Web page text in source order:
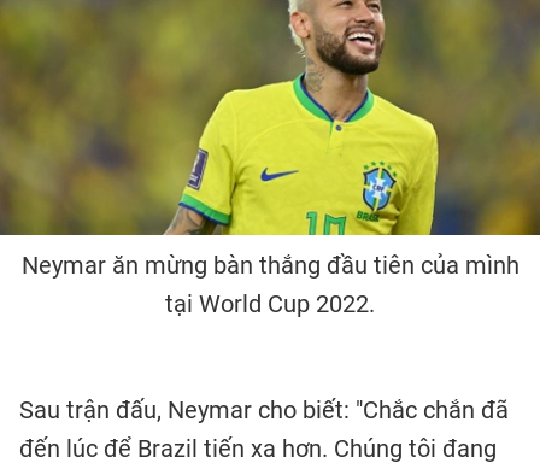
Neymar ăn mừng bàn thắng đầu tiên của mình
tại World Cup 2022.
Sau trận đấu, Neymar cho biết: "Chắc chắn đã
đến lúc để Brazil tiến xa hơn. Chúng tôi đang